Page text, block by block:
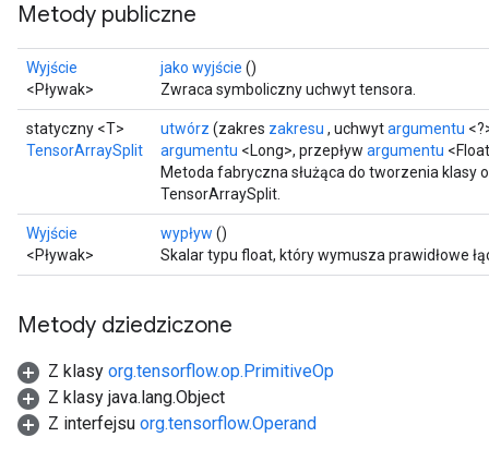
Metody publiczne
Wyjście
<Pływak>
jako wyjście ()
Zwraca symboliczny uchwyt tensora.
statyczny <T>
TensorArraySplit
utwórz (zakres zakresu , uchwytargumentu
argumentu <Long>, przepływ argumentu
Metoda fabryczna służąca do tworzenia klasy
TensorArraySplit.
Wyjście
<Pływak>
wypływ ()
Skalar typu float, który wymusza prawidłowe
Metody dziedziczone
Z klasy org.tensorflow.op.PrimitiveOp
Z klasy java.lang.Object
Z interfejsu org.tensorflow.Operand